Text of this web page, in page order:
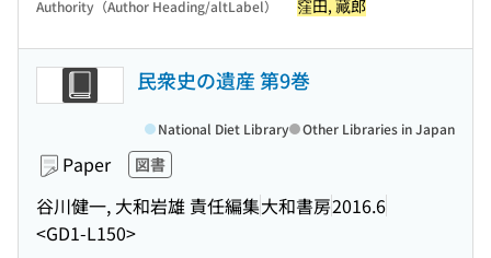
Authority（Author Heading/altLabel） 窪田, 藏郎
民衆史の遺産 第9巻
Paper 図書
谷川健一, 大和岩雄 責任編集大和書房2016.6
<GD1-L150>
National Diet Library Other Libraries in Japan